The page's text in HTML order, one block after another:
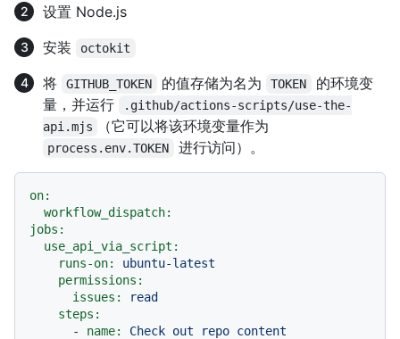
设置 Node.js
安装
octokit
将 GITHUB_TOKEN 的值存储为名为 TOKEN
的环境变
量，并运行
.github/actions-scripts/use-the-
api.mjs
（它可以将该环境变量作为
process.env.TOKEN 进行访问）。
on:
workflow_dispatch:
jobs:
use_api_via_script:
runs-on:
ubuntu-latest
permissions:
issues:
read
steps:
-
name: Check out repo content